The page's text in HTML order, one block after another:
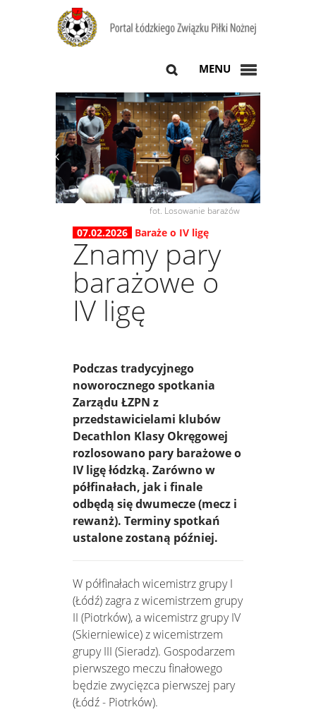
MENU
fot. Losowanie barażów
07.02.2026 Baraże o IV ligę
Znamy pary
barażowe o
IV ligę
Podczas tradycyjnego
noworocznego spotkania
Zarządu ŁZPN z
przedstawicielami klubów
Decathlon Klasy Okręgowej
rozlosowano pary barażowe o
IV ligę łódzką. Zarówno w
półfinałach, jak i finale
odbędą się dwumecze (mecz i
rewanż). Terminy spotkań
ustalone zostaną później.
W półfinałach wicemistrz grupy I
(Łódź) zagra z wicemistrzem grupy
II (Piotrków), a wicemistrz grupy IV
(Skierniewice) z wicemistrzem
grupy III (Sieradz). Gospodarzem
pierwszego meczu finałowego
będzie zwycięzca pierwszej pary
(Łódź - Piotrków).